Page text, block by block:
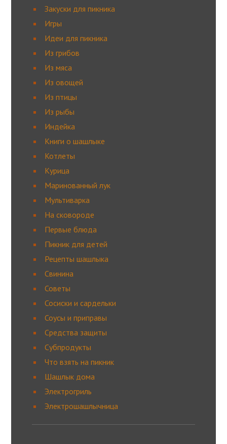
Закуски для пикника
Игры
Идеи для пикника
Из грибов
Из мяса
Из овощей
Из птицы
Из рыбы
Индейка
Книги о шашлыке
Котлеты
Курица
Маринованный лук
Мультиварка
На сковороде
Первые блюда
Пикник для детей
Рецепты шашлыка
Свинина
Советы
Сосиски и сардельки
Соусы и приправы
Средства защиты
Субпродукты
Что взять на пикник
Шашлык дома
Электрогриль
Электрошашлычница